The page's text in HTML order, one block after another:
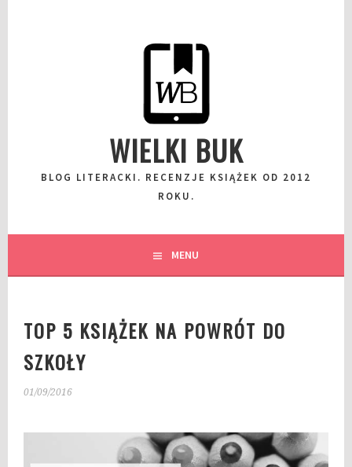
WIELKI BUK
BLOG LITERACKI. RECENZJE KSIĄŻEK OD 2012
ROKU.
MENU
TOP 5 KSIĄŻEK NA POWRÓT DO
SZKOŁY
01/09/2016